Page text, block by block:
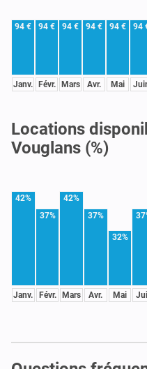
94 €
Janv.
94 €
Févr.
94 €
Mars
94 €
Avr.
94 €
Mai
94
Locations
Vouglans (%)
42%
Janv.
37%
Févr.
42%
Mars
37%
Avr.
32%
Mai